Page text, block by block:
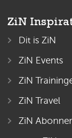
ZiN
Dit is ZiN
ZiN Events
ZiN
ZiN Travel
ZiN